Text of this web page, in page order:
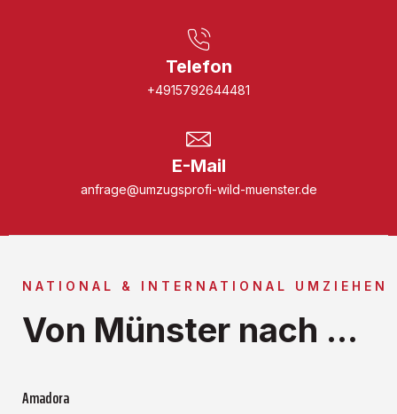
Telefon
+4915792644481
E-Mail
anfrage@umzugsprofi-wild-muenster.de
NATIONAL & INTERNATIONAL UMZIEHEN
Von Münster nach ...
Amadora